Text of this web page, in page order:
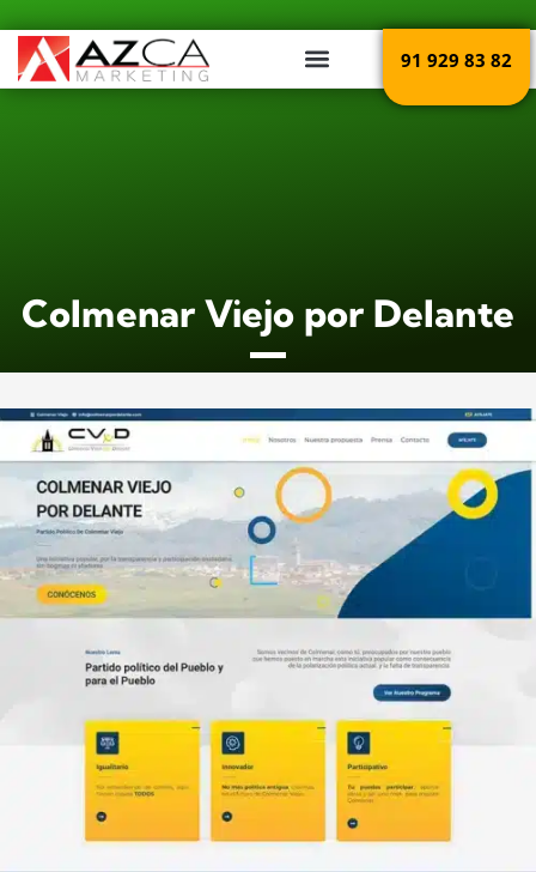
contenido
91 929 83 82
PORTFOLIO
Colmenar Viejo por Delante